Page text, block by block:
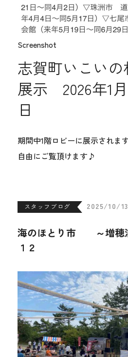
Screenshot
志賀町いこい
展示 2026年1
日
期間中1階ロビーに展示されま
自由にご覧頂けます♪
スタッフブログ 2025/10/13
海のほとり市 ～増穂
１２